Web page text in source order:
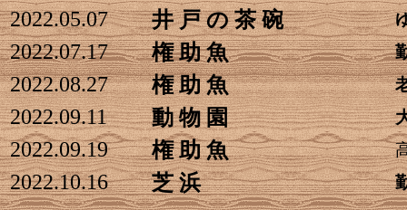
2022.05.07 井 戸 の 茶 碗
2022.07.17 権 助 魚
2022.08.27 権 助 魚
2022.09.11 動 物 園
2022.09.19 権 助 魚
2022.10.16 芝 浜